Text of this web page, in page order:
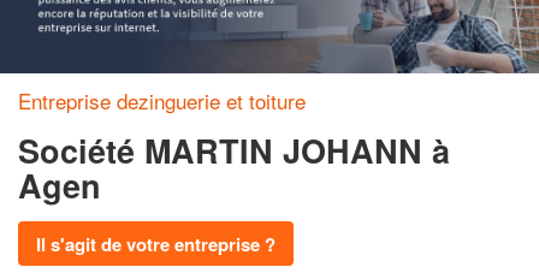
Entreprise dezinguerie et toiture
Société MARTIN JOHANN à
Agen
Il s'agit de votre entreprise ?